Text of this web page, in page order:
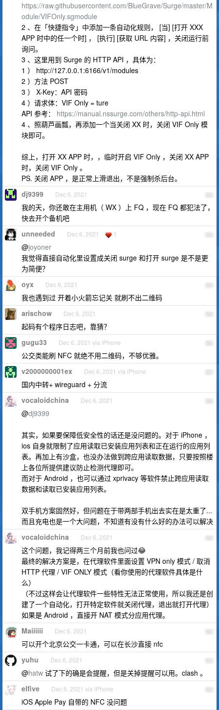
https://raw.githubusercontent.com/BlueGrave/Surge/master/M
odule/VIFOnly.sgmodule
2 、在「快捷指令」中添加一条自动化规则， [当] [打开 XXX
APP 时中的任一个时] ， [执行] [获取 URL 内容] ，关闭运行前
询问。
3 、这里用到 Surge 的 HTTP API ，具体为：
1 ） http://127.0.0.1:6166/v1/modules
2 ）方法 POST
3 ） X-Key：API 密码
4 ）请求体：VIF Only = ture
API 参考： https://manual.nssurge.com/others/http-api.html
4 、照葫芦画瓢，再添加一个当关闭 XX 时，关闭 VIF Only 模
块即可。
综上，打开 XX APP 时，，临时开启 VIF Only ，关闭 XX APP
时，关闭 VIF Only 。
PS. 关闭 APP ，是正常上滑退出，不是强制杀后台。
52
dj9399 Dec 6, 2021
我的天，你还敢在主用机（ WX ）上 FQ ，现在 FQ 都犯法了，
快去开个备机吧
53
unneeded Dec 6, 2021 1
@joyoner
我觉得直接自动化里设置成关闭 surge 和打开 surge 是不是更
为简便？
54
oyx Dec 6, 2021
我也遇到过 开着小火箭忘记关 就刷不出二维码
55
arischow Dec 6, 2021
起码有个程序日志吧，靠猜？
56
gugu33 Dec 6, 2021 via iPhone
公交类能刷 NFC 就绝不用二维码，不够优雅。
57
v2000000001ex Dec 6, 2021 via iPhone
国内中转+ wireguard + 分流
58
vocaloidchina Dec 6, 2021
@dj9399
其实，如果要保障低安全性的话还是没问题的。对于 iPhone ，
ios 自身就限制了应用读取已安装应用列表和正在运行的应用列
表。再加上有沙盒，也没办法做到跨应用读取数据，只要按照楼
上各位所提供建议防止检测代理即可。
而对于 Android ，也可以通过 xprivacy 等软件禁止跨应用读取
数据和读取已安装应用列表。
双手机方案固然好，但问题在于带两部手机出去实在是太重了...
而且充电也是一个大问题，不知道有没有什么好的办法可以解决
59
vocaloidchina Dec 6, 2021
这个问题，我记得两三个月前我也问过😂
最终的解决方案是，在代理软件里面设置 VPN only 模式 / 取消
HTTP 代理 / VIF ONLY 模式（看你使用的代理软件具体是什
么）
（不过这样会让代理软件一些特性无法正常使用，所以我还是创
建了一个自动化，打开特定软件就关闭代理，退出就打开代理）
如果是 Android ，直接开 NAT 模式分应用代理。
60
Maiiiiii Dec 6, 2021
可以开个北京公交一卡通，可以在长沙直接 nfc
61
yuhu Dec 6, 2021
@hatw 试了下的确是会提醒，但是关掉提醒可以用。clash 。
62
elfive Dec 6, 2021 via iPhone
iOS Apple Pay 自带的 NFC 没问题